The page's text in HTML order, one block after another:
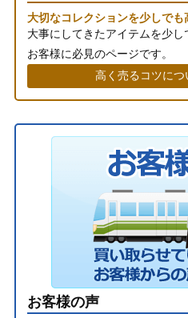
大切なコレクションを少しで
大事にしてきたアイテムを少
お客様に必見のページです。
高く売るコツに
お客様の声